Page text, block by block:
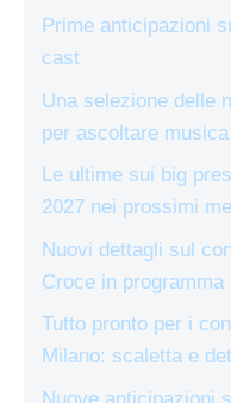
Prime anticipazioni
cast
Una selezione delle
per ascoltare musica
Le ultime sui big
2027 nei prossimi
Nuovi dettagli sul
Croce in programma
Tutto pronto per i
Milano: scaletta e